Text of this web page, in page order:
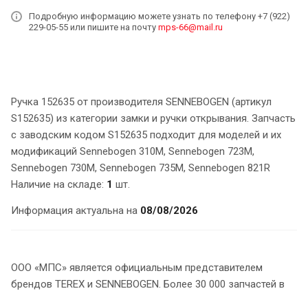
Подробную информацию можете узнать по телефону +7 (922)
229-05-55 или пишите на почту mps-66@mail.ru
Ручка 152635 от производителя SENNEBOGEN (артикул
S152635) из категории замки и ручки открывания. Запчасть
с заводским кодом S152635 подходит для моделей и их
модификаций Sennebogen 310M, Sennebogen 723M,
Sennebogen 730M, Sennebogen 735M, Sennebogen 821R
Наличие на складе: 1 шт.
Информация актуальна на 08/08/2026
ООО «МПС» является официальным представителем
брендов TEREX и SENNEBOGEN. Более 30 000 запчастей в